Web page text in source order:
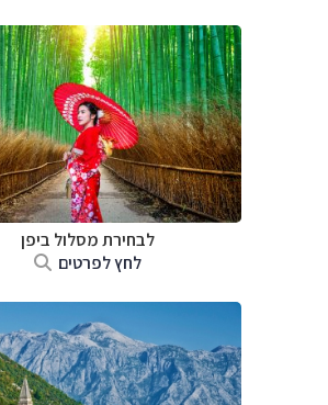
לבחירת מסלול ביפן
לחץ לפרטים